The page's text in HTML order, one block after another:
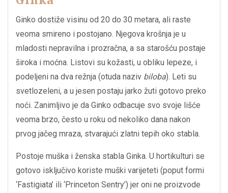
Ginko dostiže visinu od 20 do 30 metara, ali raste
veoma smireno i postojano. Njegova krošnja je u
mladosti nepravilna i prozračna, a sa starošću postaje
široka i moćna. Listovi su kožasti, u obliku lepeze, i
podeljeni na dva režnja (otuda naziv biloba). Leti su
svetlozeleni, a u jesen postaju jarko žuti gotovo preko
noći. Zanimljivo je da Ginko odbacuje svo svoje lišće
veoma brzo, često u roku od nekoliko dana nakon
prvog jačeg mraza, stvarajući zlatni tepih oko stabla.
Postoje muška i ženska stabla Ginka. U hortikulturi se
gotovo isključivo koriste muški varijeteti (poput formi
‘Fastigiata’ ili ‘Princeton Sentry’) jer oni ne proizvode